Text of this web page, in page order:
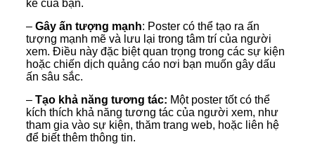
kế của bạn.
– Gây ấn tượng mạnh: Poster có thể tạo ra ấn
tượng mạnh mẽ và lưu lại trong tâm trí của người
xem. Điều này đặc biệt quan trọng trong các sự kiện
hoặc chiến dịch quảng cáo nơi bạn muốn gây dấu
ấn sâu sắc.
– Tạo khả năng tương tác: Một poster tốt có thể
kích thích khả năng tương tác của người xem, như
tham gia vào sự kiện, thăm trang web, hoặc liên hệ
để biết thêm thông tin.